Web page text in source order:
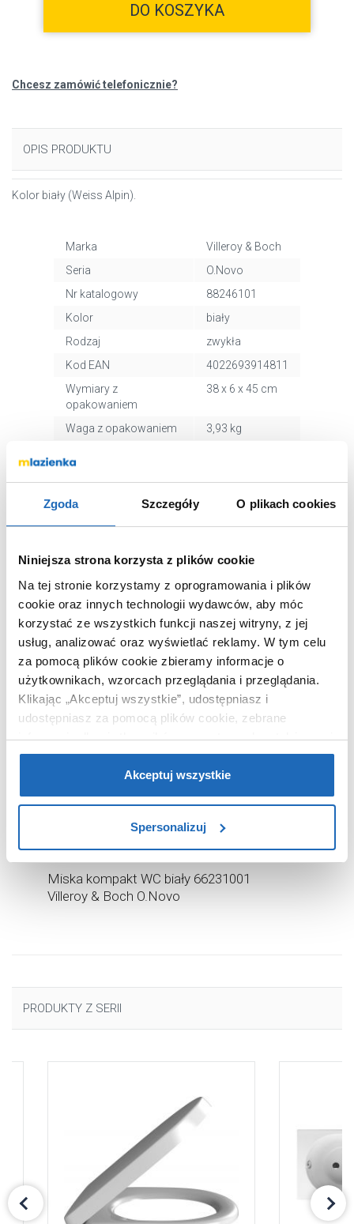
Zgoda Szczegóły O plikach cookies
Niniejsza strona korzysta z plików cookie
Na tej stronie korzystamy z oprogramowania i plików
cookie oraz innych technologii wydawców, aby móc
korzystać ze wszystkich funkcji naszej witryny, z jej
usług, analizować oraz wyświetlać reklamy. W tym celu
za pomocą plików cookie zbieramy informacje o
użytkownikach, wzorcach przeglądania i przeglądania.
Klikając „Akceptuj wszystkie”, udostępniasz i
udostępniasz za pomocą plików cookie, zebrane
informacje dla użytkowników zewnętrznych, a także nasi
partnerzy reklamowi.Jeśli chcesz, włącz „Tylko
wymagane pliki cookie”.Pamiętaj jednak, że
zablokowane niektóre pliki cookie mogą mieć wpływ na
cookie, kliknij „Ustawienia plików cookie”.
uzyskać więcej informacji na temat plików cookie i tego,
Akceptuj wszystkie
Spersonalizuj
DO KOSZYKA
Chcesz zamówić telefonicznie?
OPIS PRODUKTU
Kolor biały (Weiss Alpin).
Marka
Villeroy & Boch
Seria
O.Novo
Nr katalogowy
88246101
Kolor
biały
Rodzaj
zwykła
Kod EAN
4022693914811
Wymiary z
opakowaniem
38 x 6 x 45 cm
Waga z opakowaniem
3,93 kg
zł
Miska kompakt WC biały 66231001
Villeroy & Boch O.Novo
PRODUKTY Z SERII